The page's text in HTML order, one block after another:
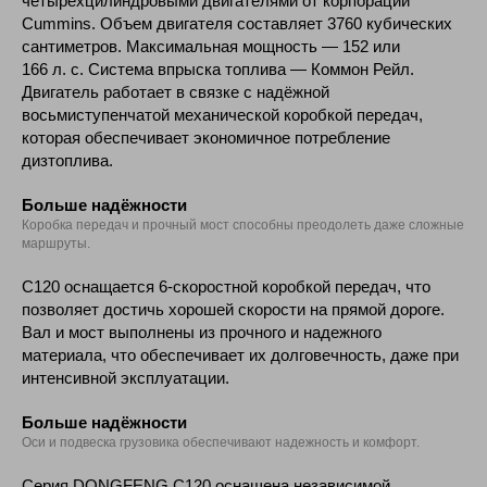
Cummins. Объем двигателя составляет 3760 кубических
сантиметров. Максимальная мощность — 152 или
166 л. с. Система впрыска топлива — Коммон Рейл.
Двигатель работает в связке с надёжной
восьмиступенчатой механической коробкой передач,
которая обеспечивает экономичное потребление
дизтоплива.
Больше надёжности
Коробка передач и прочный мост способны преодолеть даже сложные
маршруты.
C120 оснащается 6-скоростной коробкой передач, что
позволяет достичь хорошей скорости на прямой дороге.
Вал и мост выполнены из прочного и надежного
материала, что обеспечивает их долговечность, даже при
интенсивной эксплуатации.
Больше надёжности
Оси и подвеска грузовика обеспечивают надежность и комфорт.